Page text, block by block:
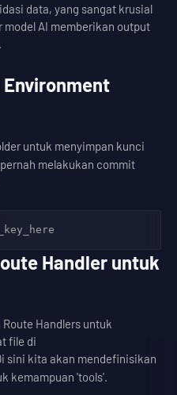
data, yang sangat krusial
model AI memberikan output
untuk menyimpan kunci
melakukan commit
Handler untuk
Handlers untuk
file di
sini kita akan mendefinisikan
kemampuan 'tools'.